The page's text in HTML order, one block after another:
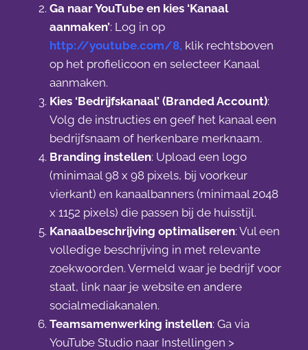
Ga naar YouTube en kies ‘Kanaal
aanmaken’: Log in op
http://youtube.com/8, klik rechtsboven
op het profielicoon en selecteer Kanaal
aanmaken.
Kies ‘Bedrijfskanaal’ (Branded Account):
Volg de instructies en geef het kanaal een
bedrijfsnaam of herkenbare merknaam.
Branding instellen: Upload een logo
(minimaal 98 x 98 pixels, bij voorkeur
vierkant) en kanaalbanners (minimaal 2048
x 1152 pixels) die passen bij de huisstijl.
Kanaalbeschrijving optimaliseren: Vul een
volledige beschrijving in met relevante
zoekwoorden. Vermeld waar je bedrijf voor
staat, link naar je website en andere
socialmediakanalen.
Teamsamenwerking instellen: Ga via
YouTube Studio naar Instellingen >